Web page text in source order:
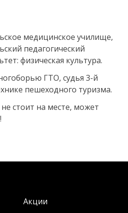
медицинское училище,
педагогический
физическая культура.
ГТО, судья 3-й
пешеходного туризма.
стоит на месте, может
Акции